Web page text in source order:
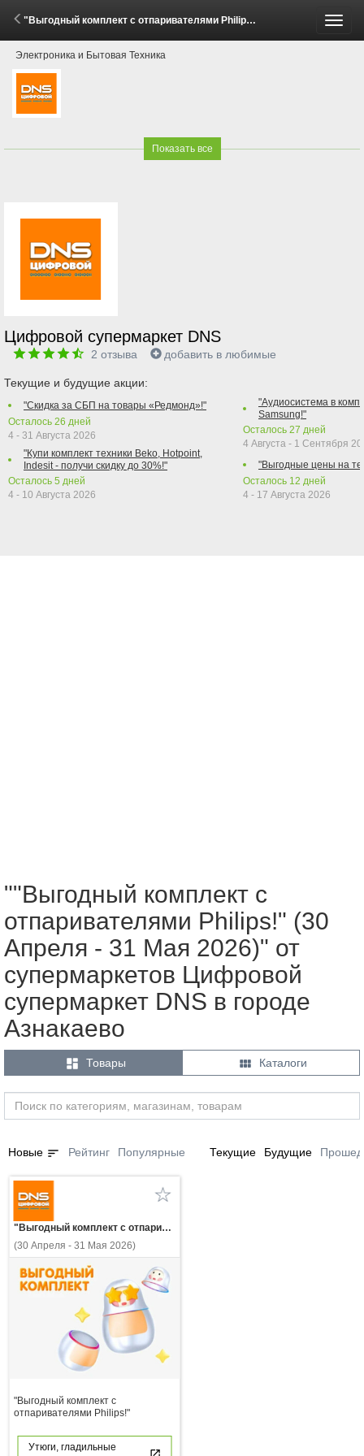
"Выгодный комплект с отпаривателями Philips!" (30 Апреля - 31 Мая 2026)
Электроника и Бытовая Техника
Показать все
Цифровой супермаркет DNS
2 отзыва добавить в любимые
Текущие и будущие акции:
"Скидка за СБП на товары «Редмонд»!"
Осталось 26 дней
4 - 31 Августа 2026
"Купи комплект техники Beko, Hotpoint,
Indesit - получи скидку до 30%!"
Осталось 5 дней
4 - 10 Августа 2026
"Аудиосистема в
Samsung!"
Осталось 27 дней
4 Августа - 1 Сентября
"Выгодные цены на
Осталось 12 дней
4 - 17 Августа 2026
""Выгодный комплект с
отпаривателями Philips!" (30
Апреля - 31 Мая 2026)" от
супермаркетов Цифровой
супермаркет DNS в городе
Азнакаево
 Товары  Каталоги
Новые sort Рейтинг Популярные Текущие Будущие
"Выгодный комплект с отпаривателями Philips!"
(30 Апреля - 31 Мая 2026)
"Выгодный комплект с
отпаривателями Philips!"
Утюги, гладильные